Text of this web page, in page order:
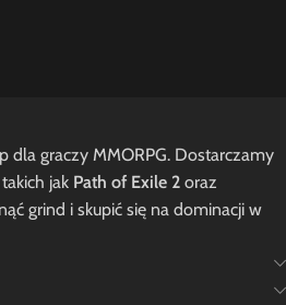
dla graczy MMORPG. Dostarczamy
jak Path of Exile 2 oraz
grind i skupić się na dominacji w